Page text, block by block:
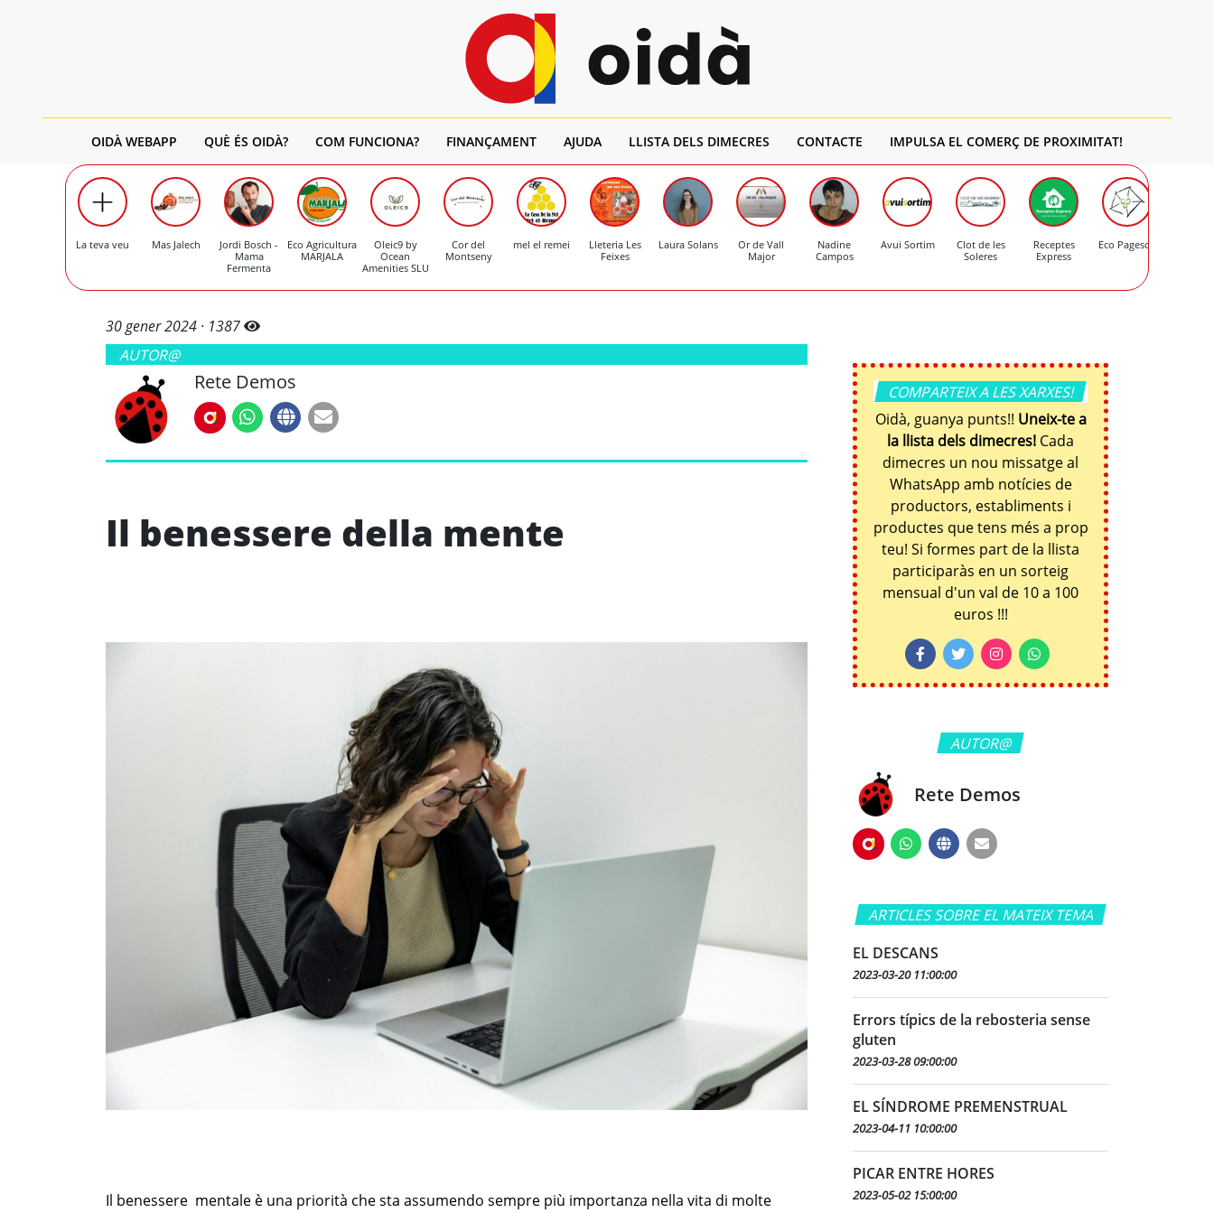
OIDÀ WEBAPP QUÈ ÉS OIDÀ? COM FUNCIONA? FINANÇAMENT AJUDA LLISTA DELS DIMECRES CONTACTE IMPULSA EL COMERÇ DE PROXIMITAT!
La teva veu Mas Jalech
Jordi Bosch -
Mama
Fermenta
Eco Agricultura
MARJALA
Oleic9 by
Ocean
Amenities SLU
Cor del
Montseny
mel el remei
Lleteria Les
Feixes
Laura Solans
Or de Vall
Major
Nadine
Campos
Avui Sortim
Clot de les
Soleres
Receptes
Express
Eco Pagesos
30 gener 2024 · 1387
AUTOR@
Rete Demos
Il benessere della mente
Il benessere mentale è una priorità che sta assumendo sempre più importanza nella vita di molte
COMPARTEIX A LES XARXES!
Oidà, guanya punts!! Uneix-te a
la llista dels dimecres! Cada
dimecres un nou missatge al
WhatsApp amb notícies de
productors, establiments i
productes que tens més a prop
teu! Si formes part de la llista
participaràs en un sorteig
mensual d'un val de 10 a 100
euros !!!
AUTOR@
Rete Demos
ARTICLES SOBRE EL MATEIX TEMA
EL DESCANS
2023-03-20 11:00:00
Errors típics de la rebosteria sense
gluten
2023-03-28 09:00:00
EL SÍNDROME PREMENSTRUAL
2023-04-11 10:00:00
PICAR ENTRE HORES
2023-05-02 15:00:00